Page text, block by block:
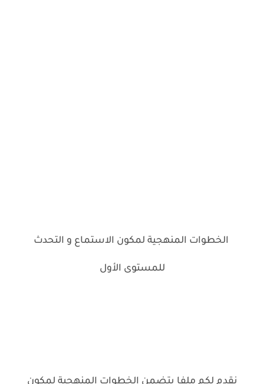
الخطوات المنهجية لمكون الاستماع و التحدث
للمستوى الأول
نقدم لكم ملفا يتضمن الخطوات المنهجية لمكون